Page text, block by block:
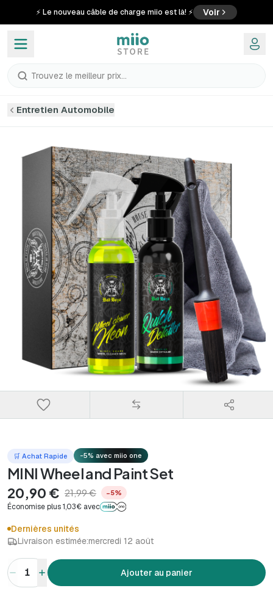
⚡ Le nouveau câble de charge miio est là! ⚡ Voir
Trouvez le meilleur prix...
Entretien Automobile
🛒 Achat Rapide -5% avec miio one
MINI Wheel and Paint Set
20,90 € 21,99 € −5%
Économise plus 1,03€ avec
Dernières unités
Livraison estimée:mercredi 12 août
1 Ajouter au panier